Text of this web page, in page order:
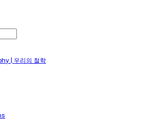
| 우리의 철학